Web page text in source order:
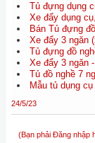
Tủ đựng dụng
Xe đẩy dụng
Bán Tủ đựng
Xe đẩy 3 ngăn
Tủ đựng đồ
Xe đẩy 3 ngăn
Tủ đồ nghề 7
Mẫu tủ dụng
24/5/23
(Bạn phải Đăng nhập